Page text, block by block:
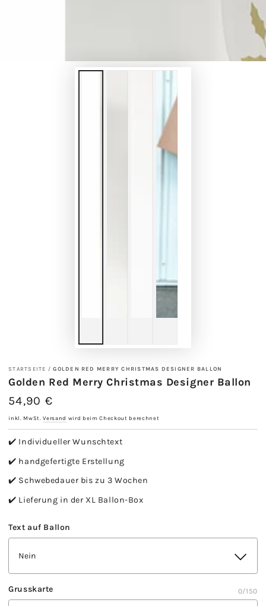
STARTSEITE / GOLDEN RED MERRY CHRISTMAS DESIGNER BALLON
Golden Red Merry Christmas Designer Ballon
Regulärer
54,90 €
inkl. MwSt.Versand wird beim Checkout berechnet
✔️ Individueller Wunschtext
✔️ handgefertigte Erstellung
✔️ Schwebedauer bis zu 3 Wochen
✔️ Lieferung in der XL Ballon-Box